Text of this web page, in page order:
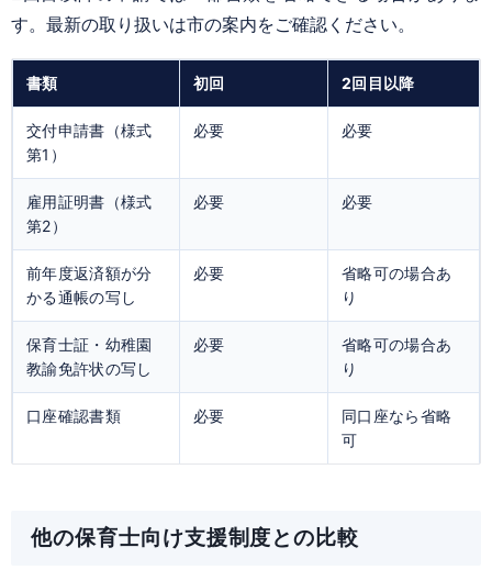
す。最新の取り扱いは市の案内をご確認ください。
書類 初回 2回目以降
交付申請書（様式
第1）
必要 必要
雇用証明書（様式
第2）
必要 必要
前年度返済額が分
かる通帳の写し
必要
省略可の場合あ
り
保育士証・幼稚園
教諭免許状の写し
必要
省略可の場合あ
り
口座確認書類 必要
同口座なら省略
可
他の保育士向け支援制度との比較